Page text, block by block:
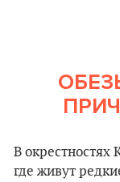
В
где живут